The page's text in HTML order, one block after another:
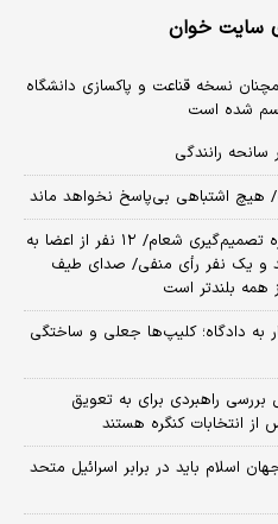
سایت خوان
نسخه قناعت و پاکسازی دانشگاه
شده است
سانحه رانندگی
هیچ اشتباهی بی‌پاسخ نخواهد ماند
اظهارات جدید معاون پزشکیان درباره تصمیم‌گیری شعام/ ۱۲ نفر از اعضا به
و یک نفر رأی منفی/ صدای طیف
همه بلندتر است
به دادگاه؛ کلیپ‌ها جعلی و ساختگی
بررسی راهبردی برای به تعویق
از انتخابات کنگره هستند
اسلام باید در برابر اسرائیل متحد